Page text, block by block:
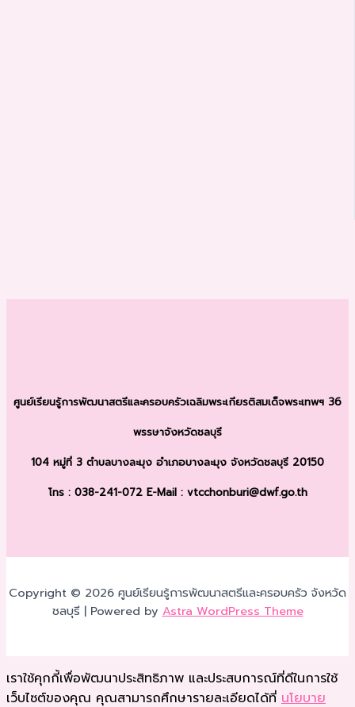
ศูนย์เรียนรู้การพัฒนาสตรีและครอบครัวเฉลิมพระเกียรติสมเด็จพระเทพฯ 36
พรรษาจังหวัดชลบุรี
104 หมู่ที่ 3 ตำบลบางละมุง อำเภอบางละมุง จังหวัดชลบุรี 20150
โทร : 038-241-072 E-Mail : vtcchonburi@dwf.go.th
Copyright © 2026 ศูนย์เรียนรู้การพัฒนาสตรีและครอบครัว จังหวัด
ชลบุรี | Powered byAstra WordPress Theme
เราใช้คุกกี้เพื่อพัฒนาประสิทธิภาพ และประสบการณ์ที่ดีในการใช้
เว็บไซต์ของคุณ คุณสามารถศึกษารายละเอียดได้ที่ นโยบาย